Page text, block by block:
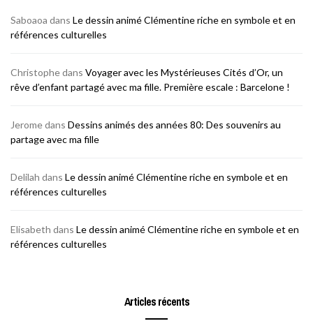
Saboaoa dans Le dessin animé Clémentine riche en symbole et en
références culturelles
Christophedans Voyager avec les Mystérieuses Cités d’Or, un
rêve d’enfant partagé avec ma fille. Première escale : Barcelone !
Jeromedans Dessins animés des années 80: Des souvenirs au
partage avec ma fille
Delilah dans Le dessin animé Clémentine riche en symbole et en
références culturelles
Elisabeth dans Le dessin animé Clémentine riche en symbole et en
références culturelles
Articles récents